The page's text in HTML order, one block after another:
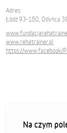
Adres:
Łódź 93-150, Odyńca
www.rehatrainer.pl
https://www.facebook/
Na czym